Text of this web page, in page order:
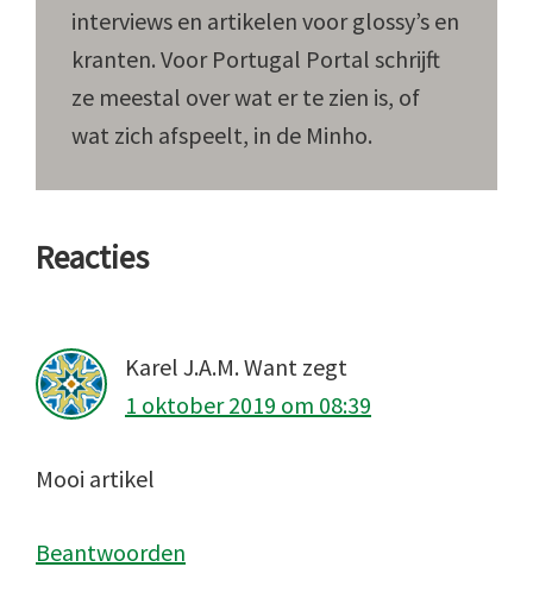
interviews en artikelen voor glossy’s en
kranten. Voor Portugal Portal schrijft
ze meestal over wat er te zien is, of
wat zich afspeelt, in de Minho.
Lees
Reacties
Karel J.A.M. Want zegt
1 oktober 2019 om 08:39
Mooi artikel
Beantwoorden